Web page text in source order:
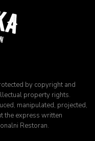
by copyright and
property rights.
manipulated, projected,
the express written
Restoran.